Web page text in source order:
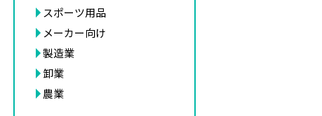
スポーツ用品
メーカー向け
製造業
卸業
農業